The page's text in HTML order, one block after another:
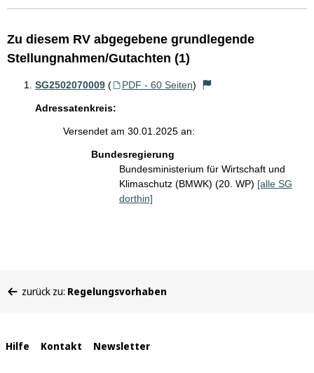
Zu diesem RV abgegebene grundlegende
Stellungnahmen/Gutachten (1)
SG2502070009 ( PDF - 60 Seiten)
Adressatenkreis:
Versendet am 30.01.2025 an:
Bundesregierung
Bundesministerium für Wirtschaft und
Klimaschutz (BMWK) (20. WP) [alle SG
dorthin]
befinden
zurück zu: Regelungsvorhaben
Interne
Hilfe Kontakt Newsletter